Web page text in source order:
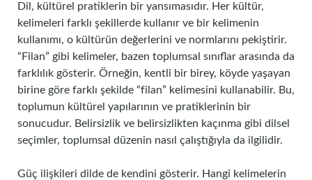
Dil, kültürel pratiklerin bir yansımasıdır. Her kültür,
kelimeleri farklı şekillerde kullanır ve bir kelimenin
kullanımı, o kültürün değerlerini ve normlarını pekiştirir.
“Filan” gibi kelimeler, bazen toplumsal sınıflar arasında da
farklılık gösterir. Örneğin, kentli bir birey, köyde yaşayan
birine göre farklı şekilde “filan” kelimesini kullanabilir. Bu,
toplumun kültürel yapılarının ve pratiklerinin bir
sonucudur. Belirsizlik ve belirsizlikten kaçınma gibi dilsel
seçimler, toplumsal düzenin nasıl çalıştığıyla da ilgilidir.
Güç ilişkileri dilde de kendini gösterir. Hangi kelimelerin